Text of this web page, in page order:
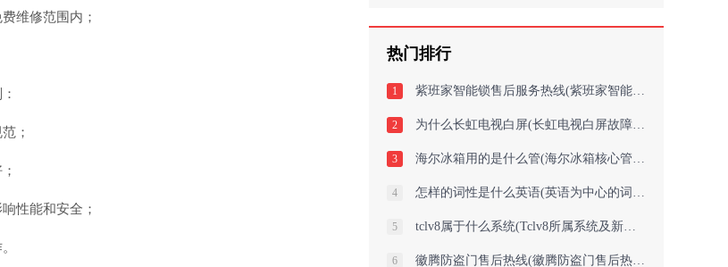
维修范围内；
；
性能和安全；
热门排行
1 紫班家智能锁售后服务热线(紫班家智能锁售后服务热线：尽心呵护，安心用！
2 为什么长虹电视白屏(长虹电视白屏故障解析)
3 海尔冰箱用的是什么管(海尔冰箱核心管的材料是什么？)
4 怎样的词性是什么英语(英语为中心的词性探究)
5 tclv8属于什么系统(Tclv8所属系统及新标题：中心系统+新标题 = Tclv8属于的系统及
6 徽腾防盗门售后热线(徽腾防盗门售后热线：专业维修，贴心服务)